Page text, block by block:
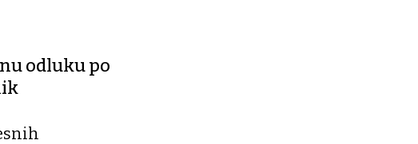
odluku po